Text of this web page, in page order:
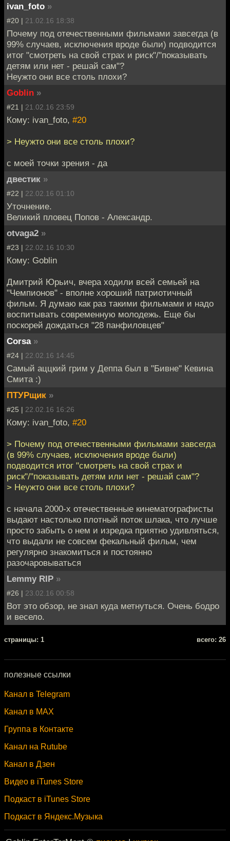
ivan_foto »
#20 | 21.02.16 18:38
Почему под отечественными фильмами завсегда (в
99% случаев, исключения вроде были) подводится
итог "смотреть на свой страх и риск"/"показывать
детям или нет - решай сам"?
Неужто они все столь плохи?
Goblin »
#21 | 21.02.16 23:59
Кому: ivan_foto, #20
> Неужто они все столь плохи?
с моей точки зрения - да
двестик »
#22 | 22.02.16 01:10
Уточнение.
Великий пловец Попов - Александр.
otvaga2 »
#23 | 22.02.16 10:30
Кому: Goblin
Дмитрий Юрьич, вчера ходили всей семьей на
"Чемпионов" - вполне хороший патриотичный
фильм. Я думаю как раз такими фильмами и надо
воспитывать современную молодежь. Еще бы
поскорей дождаться "28 панфиловцев"
Corsa »
#24 | 22.02.16 14:45
Самый аццкий грим у Деппа был в "Бивне" Кевина
Смита :)
ПТУРщик »
#25 | 22.02.16 16:26
Кому: ivan_foto, #20
> Почему под отечественными фильмами завсегда
(в 99% случаев, исключения вроде были)
подводится итог "смотреть на свой страх и
риск"/"показывать детям или нет - решай сам"?
> Неужто они все столь плохи?
с начала 2000-х отечественные кинематографисты
выдают настолько плотный поток шлака, что лучше
просто забыть о нем и изредка приятно удивляться,
что выдали не совсем фекальный фильм, чем
регулярно знакомиться и постоянно
разочаровываться
Lemmy RIP »
#26 | 23.02.16 00:58
Вот это обзор, не знал куда метнуться. Очень бодро
и весело.
cтраницы: 1 всего: 26
полезные ссылки
Канал в Telegram
Канал в MAX
Группа в Контакте
Канал на Rutube
Канал в Дзен
Видео в iTunes Store
Подкаст в iTunes Store
Подкаст в Яндекс.Музыка